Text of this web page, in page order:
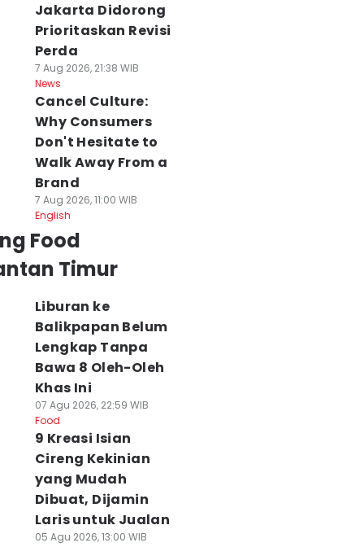
Jakarta Didorong
Prioritaskan Revisi
Perda
7 Aug 2026, 21:38 WIB
News
Cancel Culture:
Why Consumers
Don't Hesitate to
Walk Away From a
Brand
7 Aug 2026, 11:00 WIB
English
Food
Timur
Liburan ke
Balikpapan Belum
Lengkap Tanpa
Bawa 8 Oleh-Oleh
Khas Ini
07 Agu 2026, 22:59 WIB
Food
9 Kreasi Isian
Cireng Kekinian
yang Mudah
Dibuat, Dijamin
Laris untuk Jualan
05 Agu 2026, 13:00 WIB